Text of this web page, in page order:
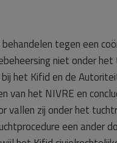
tegen een
niet onder
het Kifid en de
van het NIVRE en
zij onder het
een ander